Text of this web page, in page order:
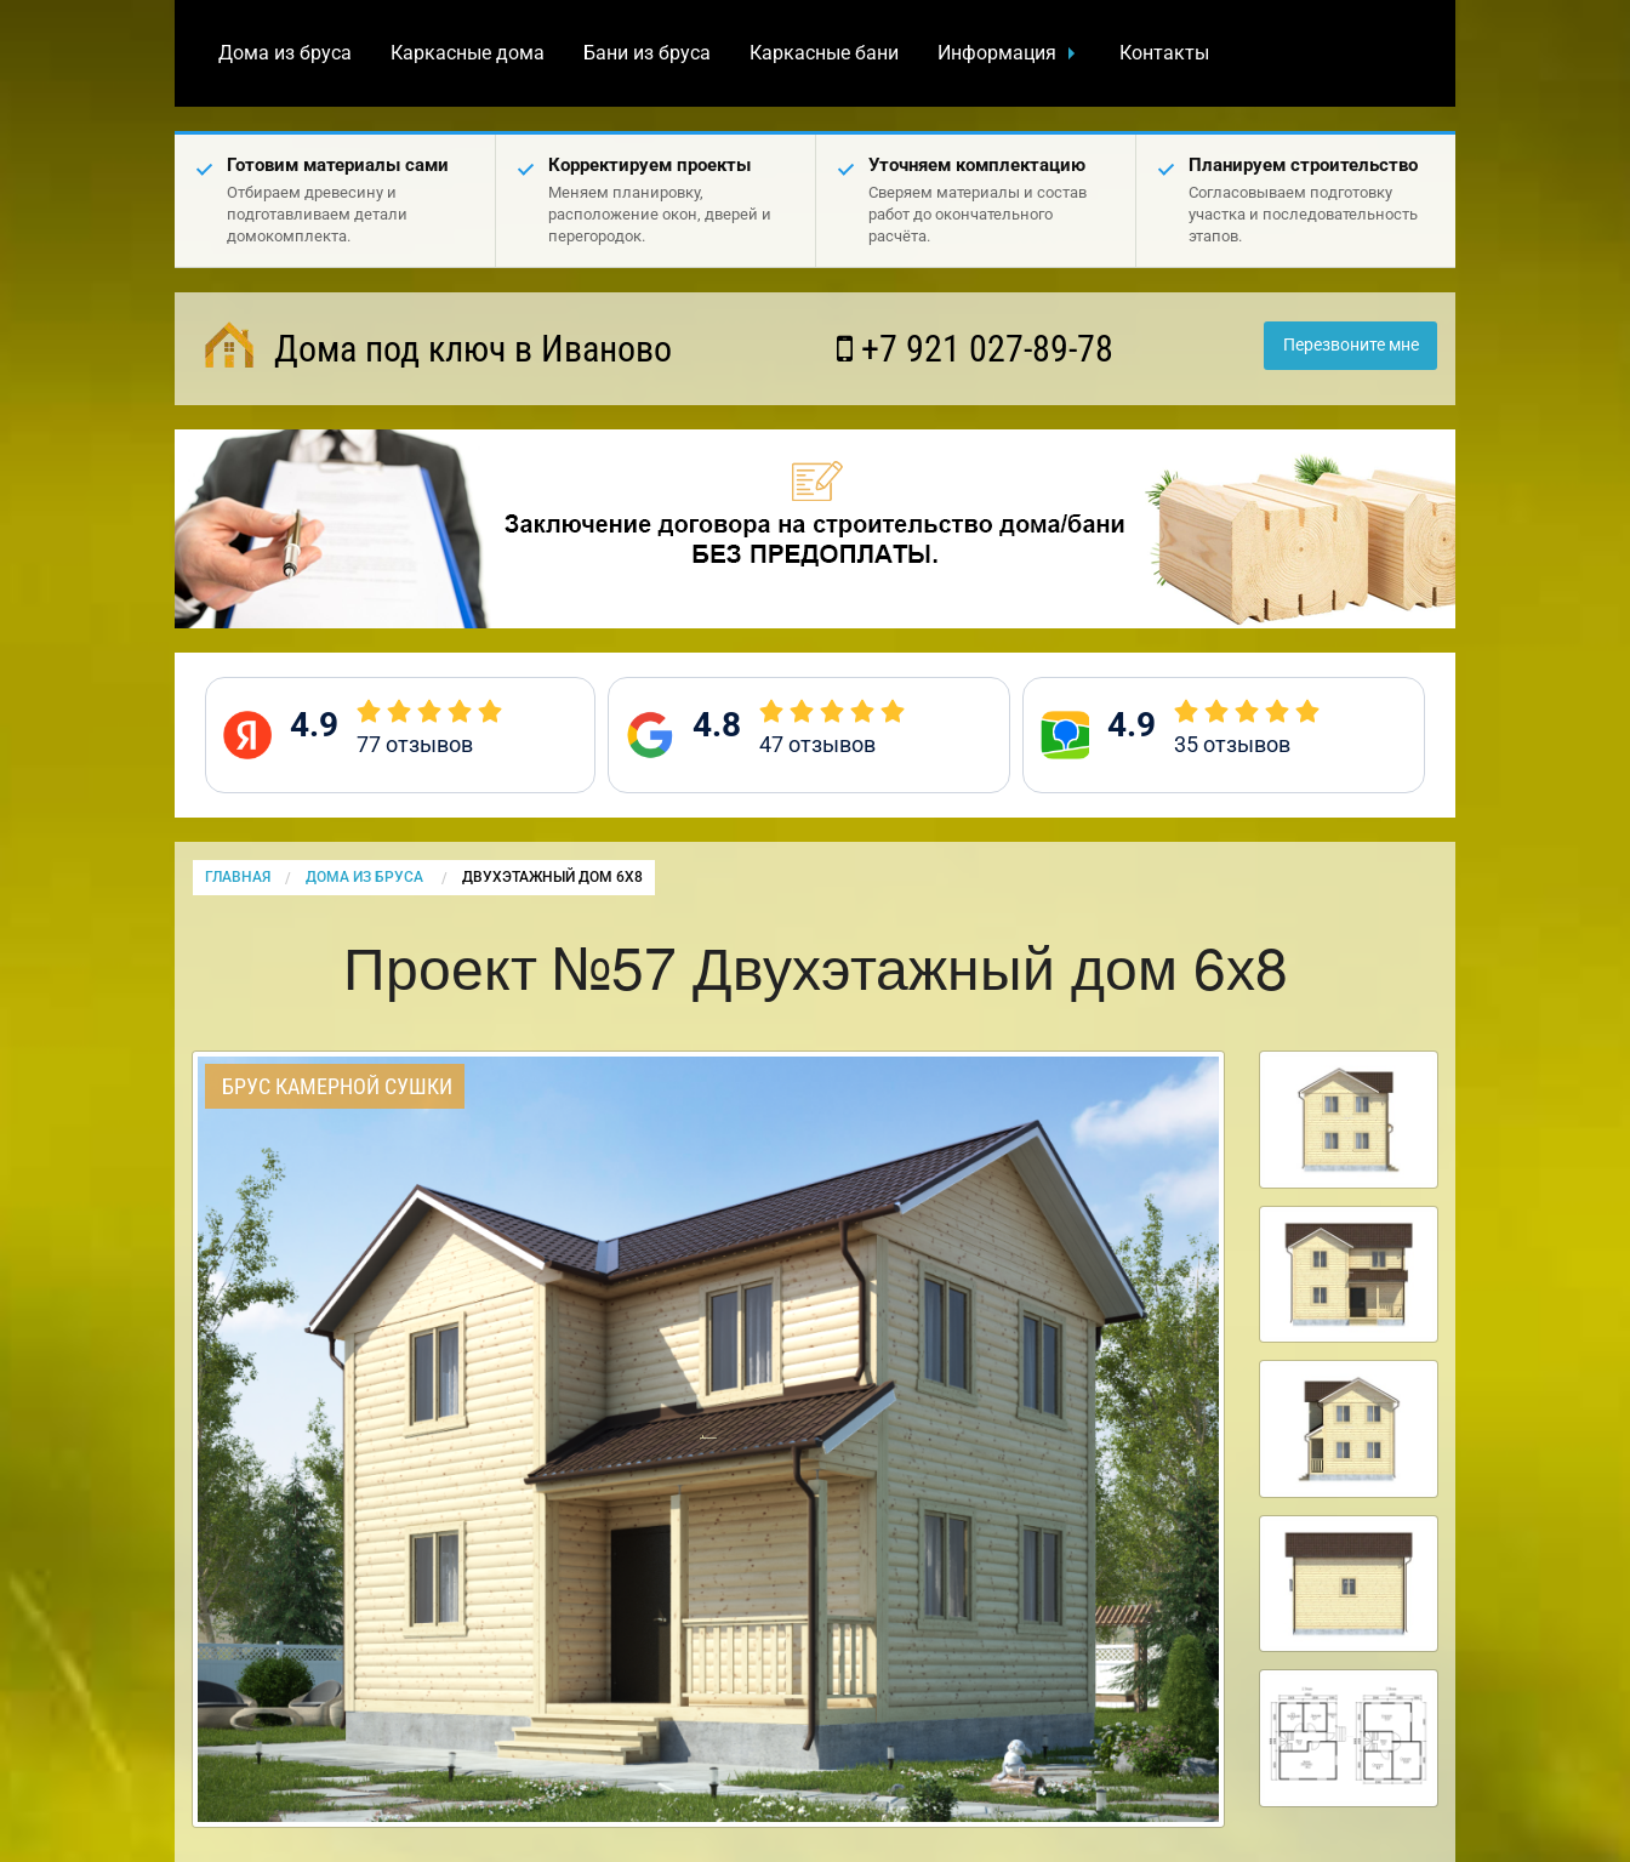
Дома из бруса Каркасные дома Бани из бруса Каркасные бани Информация Контакты
Готовим материалы сами
Отбираем древесину и
подготавливаем детали
домокомплекта.
Корректируем проекты
Меняем планировку,
расположение окон, дверей и
перегородок.
Уточняем комплектацию
Сверяем материалы и состав
работ до окончательного
расчёта.
Планируем строительство
Согласовываем подготовку
участка и последовательность
этапов.
Дома под ключ в Иваново +7 921 027-89-78 Перезвоните мне
4.9 77отзывов 4.8 47отзывов 4.9 35отзывов
ГЛАВНАЯ ДОМА ИЗ БРУСА CURRENT:
ДВУХЭТАЖНЫЙ ДОМ 6Х8
Проект №57 Двухэтажный дом 6х8
БРУС КАМЕРНОЙ СУШКИ